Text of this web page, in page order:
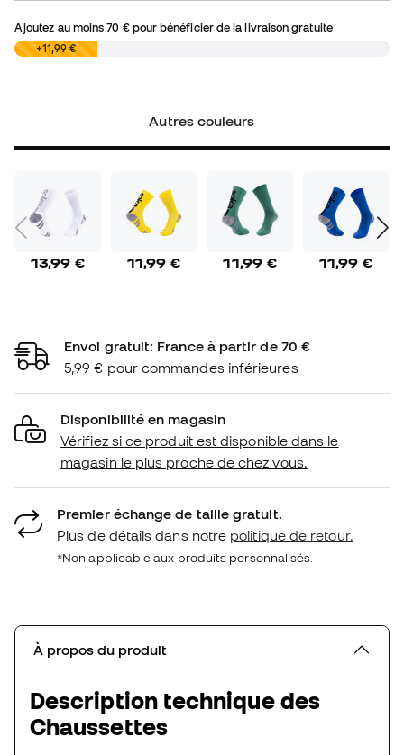
Ajoutez au moins70 €pour bénéficier de la livraison gratuite
0,00 €+11,99 €
Autres couleurs
13,99 € 11,99 € 11,99 € 11,99 €
Envoi gratuit: France à partir de 70 €
5,99 € pour commandes inférieures
Disponibilité en magasin
Vérifiez si ce produit est disponible dans le
magasin le plus proche de chez vous.
Premier échange de taille gratuit.
Plus de détails dans notre politique de retour.
*Non applicable aux produits personnalisés.
À propos du produit
Description technique des
Chaussettes